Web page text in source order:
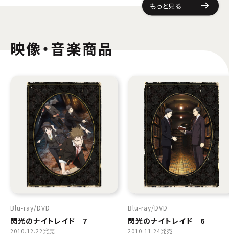
もっと見る
映像・音楽商品
Blu-ray DVD
閃光のナイトレイド 7
2010.12.22発売
Blu-ray DVD
閃光のナイトレイド 6
2010.11.24発売